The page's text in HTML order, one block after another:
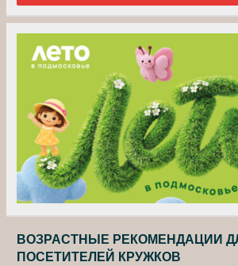
ВОЗРАСТНЫЕ РЕКОМЕНДАЦИИ
ПОСЕТИТЕЛЕЙ КРУЖКОВ